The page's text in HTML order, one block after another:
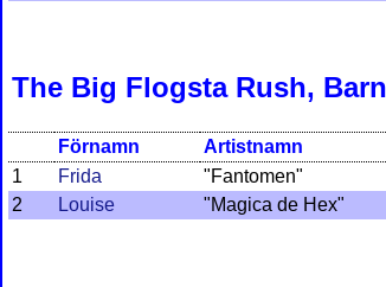
The Big Flogsta Rush,
Förnamn Artistnamn
1
Frida "Fantomen"
2
Louise "Magica de Hex"